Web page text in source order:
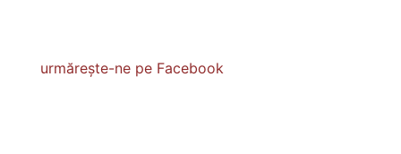
urmărește-ne pe Facebook